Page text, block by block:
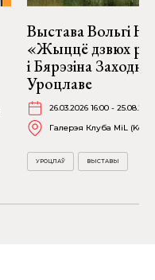
Выстава Вольгі
«Жыццё дзвюх
і Бярэзіна
Уроцлаве
26.03.2026 16:00 -
Галерэя Клуба MiL
УРОЦЛАЎ ВЫСТАВЫ